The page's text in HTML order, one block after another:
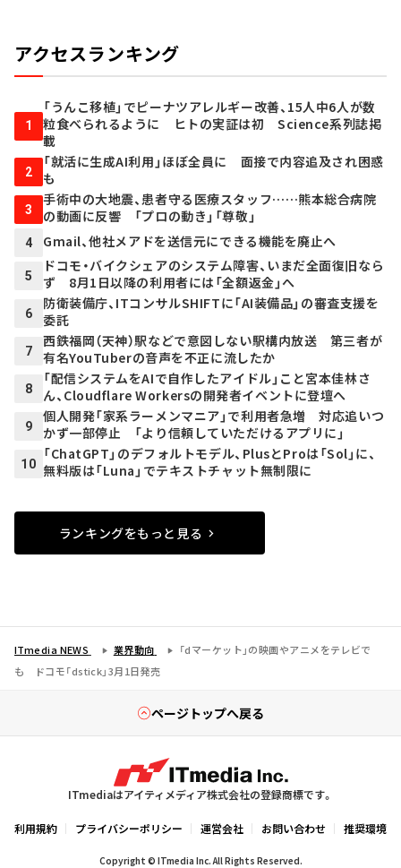
アクセスランキング
1
「うんこ移植」でピーナツアレルギー改善、15人中6人が数
粒食べられるように ヒトの実証は初 Science系列誌掲
載
2
「就活に生成AI利用」ほぼ全員に 面接で内容追及され困惑
も
3
手術中の大地震、患者守る医療スタッフ……熊本総合病院
の動画に反響 「プロの動き」「尊敬」
4 Gmail、他社メアドを送信元にできる機能を廃止へ
5
ドコモ・バイクシェアのシステム障害、いまだ全面復旧なら
ず 8月1日以降の利用者には「全額返金」へ
6
防衛装備庁、ITコンサルSHIFTに「AI装備品」の審査支援を
委託
7
西鉄福岡（天神）駅などで意図しない駅構内放送 第三者が
有名YouTuberの音声を不正に流したか
8
「配信システムをAIで自作したアイドル」こと宮本佳林さ
ん、Cloudflare Workersの開発者イベントに登壇へ
9
個人開発「家系ラーメンマニア」で利用者急増 対応追いつ
かず一部停止 「より信頼していただけるアプリに」
10
「ChatGPT」のデフォルトモデル、PlusとProは「Sol」に、
無料版は「Luna」でテキストチャット無制限に
ランキングをもっと見る
ITmedia NEWS 業界動向
「dマーケット」の映画やアニメをテレビで
も ドコモ「dstick」3月1日発売
ページトップへ戻る
ITmediaはアイティメディア株式会社の登録商標です。
利用規約 プライバシーポリシー 運営会社 お問い合わせ 推奨環境
Copyright © ITmedia Inc. All Rights Reserved.